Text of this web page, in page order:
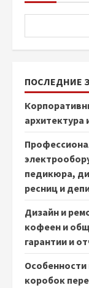
ПОСЛЕДНИЕ
архитектура
педикюра,
ресниц и
Дизайн и
кофеен и
гарантии и
Особенности
коробок